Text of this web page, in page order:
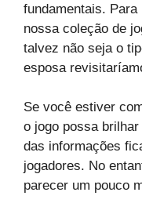
fundamentais.
nossa coleção de
talvez não seja o
esposa
Se você estiver
o jogo possa
das informações
jogadores. No
parecer um pouco